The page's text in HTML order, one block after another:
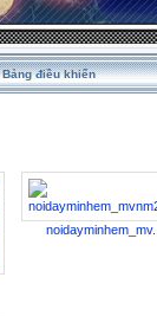
Bảng điều khiển
noidayminhem_mv...